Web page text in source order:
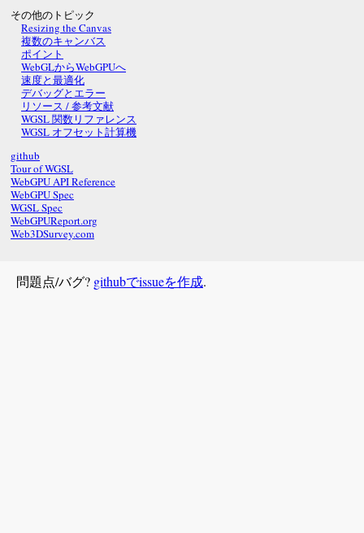
その他のトピック
Resizing the Canvas
複数のキャンバス
ポイント
WebGLからWebGPUへ
速度と最適化
デバッグとエラー
リソース / 参考文献
WGSL 関数リファレンス
WGSL オフセット計算機
github
Tour of WGSL
WebGPU API Reference
WebGPU Spec
WGSL Spec
WebGPUReport.org
Web3DSurvey.com
問題点/バグ? githubでissueを作成.